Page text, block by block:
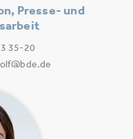
Presse- und
35-20